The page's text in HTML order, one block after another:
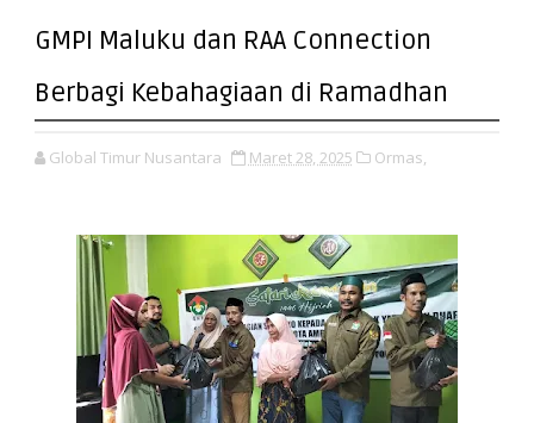
GMPI Maluku dan RAA Connection
Berbagi Kebahagiaan di Ramadhan
Global Timur Nusantara Maret 28, 2025 Ormas,